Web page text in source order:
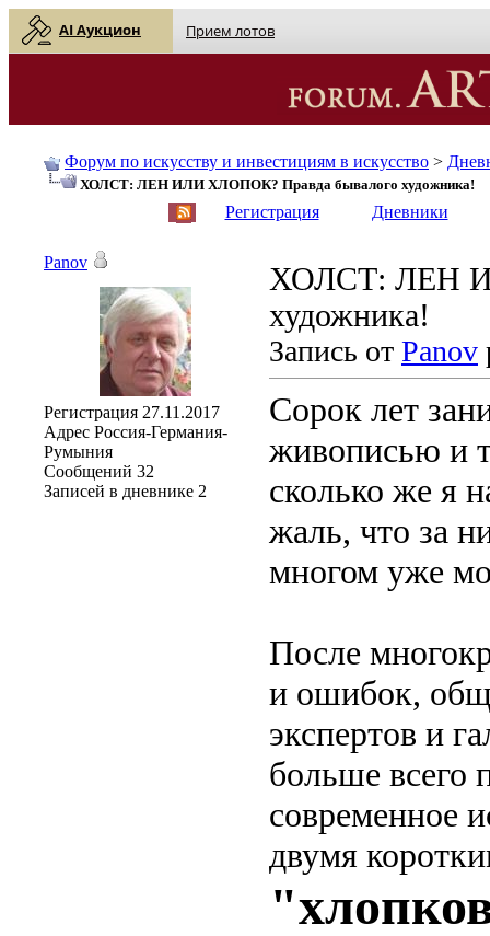
AI Аукцион Прием лотов
Форум по искусству и инвестициям в искусство >
ХОЛСТ: ЛЕН ИЛИ ХЛОПОК? Правда бывалого художника!
Регистрация Дневники
ХОЛСТ: ЛЕН
художника!
Запись от Panov
Сорок лет
живописью и
сколько же я
жаль, что за
многом уже
После
и ошибок,
экспертов и
больше всего
современное
двумя
Panov
Регистрация 27.11.2017
Адрес Россия-Германия-
Румыния
Сообщений 32
Записей в дневнике 2